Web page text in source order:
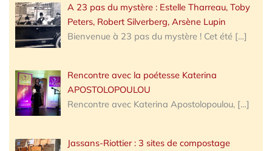
A 23 pas du mystère : Estelle Tharreau, Toby
Peters, Robert Silverberg, Arsène Lupin
Bienvenue à 23 pas du mystère ! Cet été […]
Rencontre avec la poétesse Katerina
APOSTOLOPOULOU
Rencontre avec Katerina Apostolopoulou, […]
Jassans-Riottier : 3 sites de compostage